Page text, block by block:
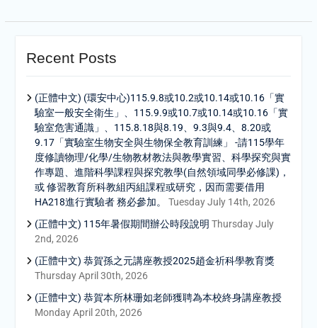
Recent Posts
(正體中文) (環安中心)115.9.8或10.2或10.14或10.16「實
驗室一般安全衛生」、115.9.9或10.7或10.14或10.16「實
驗室危害通識」、115.8.18與8.19、9.3與9.4、8.20或
9.17「實驗室生物安全與生物保全教育訓練」 -請115學年
度修讀物理/化學/生物教材教法與教學實習、科學探究與實
作專題、進階科學課程與探究教學(自然領域同學必修課)，
或 修習教育所科教組丙組課程或研究，因而需要借用
HA218進行實驗者 務必參加。
Tuesday July 14th, 2026
(正體中文) 115年暑假期間辦公時段說明 Thursday July
2nd, 2026
(正體中文) 恭賀孫之元講座教授2025趙金祈科學教育獎
Thursday April 30th, 2026
(正體中文) 恭賀本所林珊如老師獲聘為本校終身講座教授
Monday April 20th, 2026